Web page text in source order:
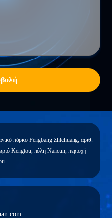
πάρκο Fengbang Zhichuang, αριθ.
Kengtou, πόλη Nancun, περιοχή